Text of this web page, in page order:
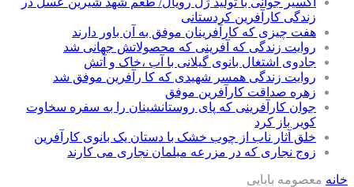
زندگی کارآفرین کردستانی
هفت چیزی که کارآفرینان موفق به آن باور دارند
روایت زندگی که آفرینی که محصولاتش جهانی شد
جادوی اشتغال بانوی گیلانی با آب ،خاک و آتش
روایت زندگی همسر شهیدی که کا رآفرین موفق شد
زهره صداقت کارآفرین موفق
جوان کارآفرینی که پای روستانشینان را به سفره سخاوت
کویر باز کرد
خلق آثار ناب از چوب خشک با دستان یک بانوی کارآفرین
زوج نجاری که در مزرعه مبلمان نجاری می کارند
خانه معصومه بابایی